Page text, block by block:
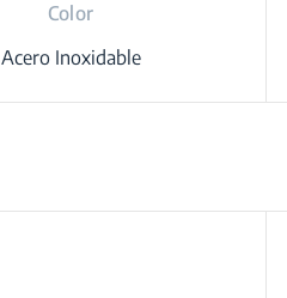
Color
Acero Inoxidable